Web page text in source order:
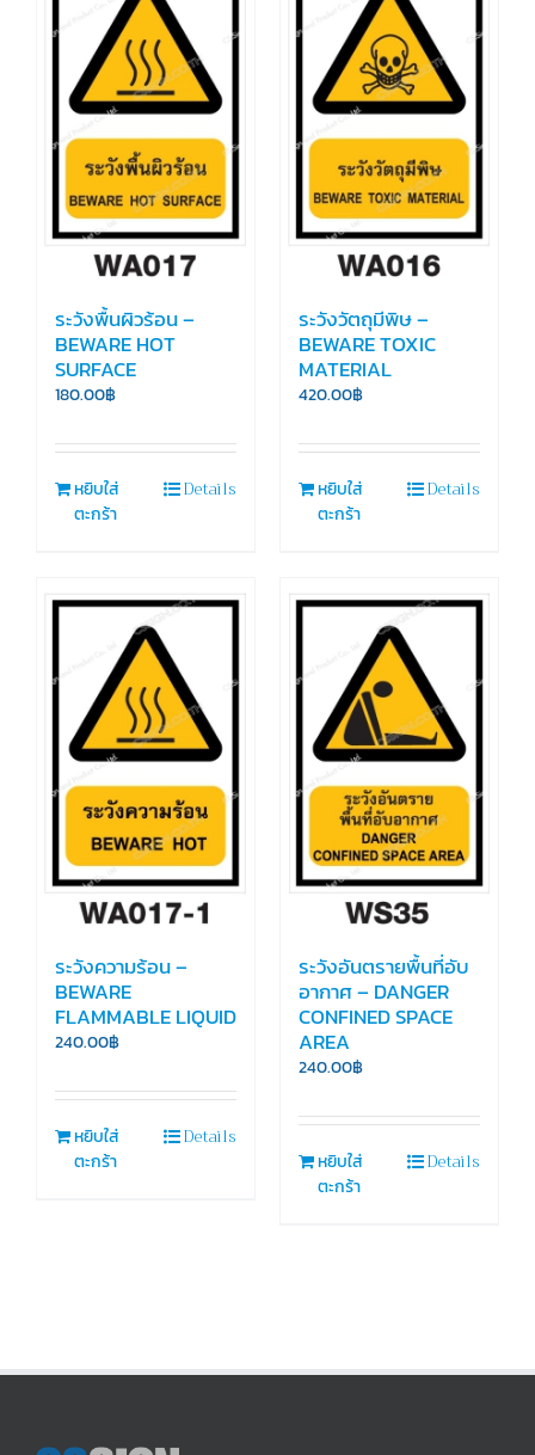
ระวังพื้นผิวร้อน –
BEWARE HOT
SURFACE
180.00฿
หยิบใส่
ตะกร้า
Details
ระวังวัตถุมีพิษ –
BEWARE TOXIC
MATERIAL
420.00฿
หยิบใส่
ตะกร้า
Details
ระวังความร้อน –
BEWARE
FLAMMABLE LIQUID
240.00฿
หยิบใส่
ตะกร้า
Details
ระวังอันตรายพื้นที่อับ
อากาศ – DANGER
CONFINED SPACE
AREA
240.00฿
หยิบใส่
ตะกร้า
Details